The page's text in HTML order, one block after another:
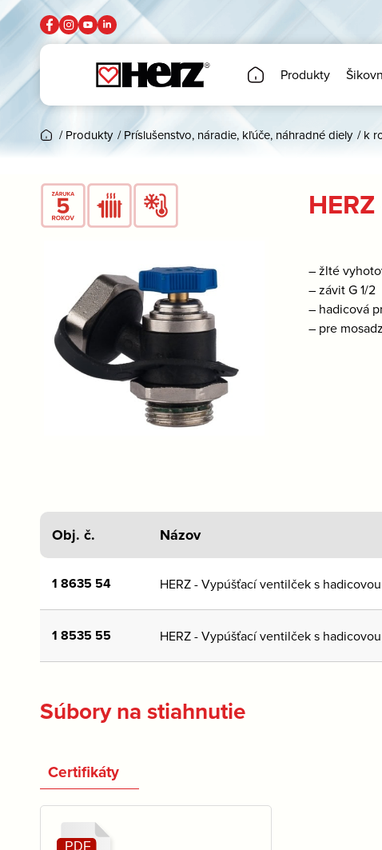
Produkty
/ Produkty / Príslušenstvo, náradie, kľúče, náhradné diely / k
– žlté
– závit G 1/2
– hadicová
– pre
Obj. č. Názov
1 8635 54 HERZ - Vypúšťací ventilček s
1 8535 55 HERZ - Vypúšťací ventilček s
Súbory na stiahnutie
Certifikáty